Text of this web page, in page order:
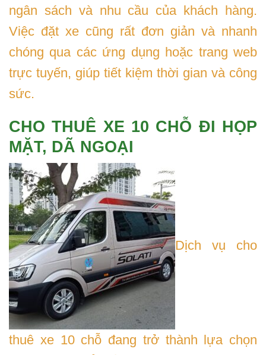
ngân sách và nhu cầu của khách hàng.
Việc đặt xe cũng rất đơn giản và nhanh
chóng qua các ứng dụng hoặc trang web
trực tuyến, giúp tiết kiệm thời gian và công
sức.
CHO THUÊ XE 10 CHỖ ĐI HỌP
MẶT, DÃ NGOẠI
Dịch vụ cho
thuê xe 10 chỗ đang trở thành lựa chọn